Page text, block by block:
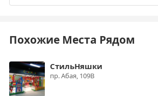
Похожие Места Рядом
СтильНяшки
​пр. Абая, 109В ​